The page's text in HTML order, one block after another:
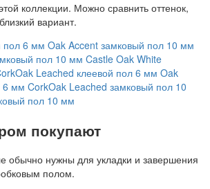
коллекции. Можно сравнить оттенок,
вариант.
пол 6 мм Oak Accent замковый пол 10 мм
пол 10 мм Castle Oak White
Leached клеевой пол 6 мм Oak
6 мм CorkOak Leached замковый пол 10
пол 10 мм
покупают
обычно нужны для укладки и завершения
полом.